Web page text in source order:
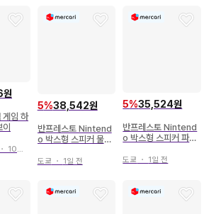
게임 하
이
・ 10시간 전
5%38,542원
반프레스토 Nintend
o 박스형 스피커 물음
도쿄 ・ 1일 전
5%35,524원
반프레스토 Nintend
o 박스형 스피커 파워
도쿄 ・ 1일 전